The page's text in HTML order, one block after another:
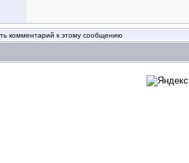
комментарий к этому сообщению